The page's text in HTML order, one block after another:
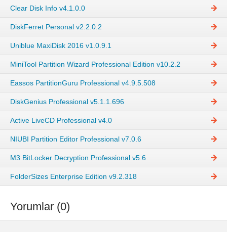
Clear Disk Info v4.1.0.0
DiskFerret Personal v2.2.0.2
Uniblue MaxiDisk 2016 v1.0.9.1
MiniTool Partition Wizard Professional Edition v10.2.2
Eassos PartitionGuru Professional v4.9.5.508
DiskGenius Professional v5.1.1.696
Active LiveCD Professional v4.0
NIUBI Partition Editor Professional v7.0.6
M3 BitLocker Decryption Professional v5.6
FolderSizes Enterprise Edition v9.2.318
Yorumlar (0)